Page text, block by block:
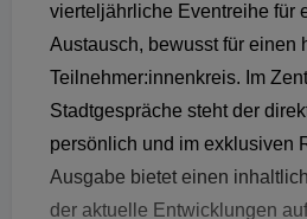
vierteljährliche Eventreihe für
Austausch, bewusst für einen
Teilnehmer:innenkreis. Im
Stadtgespräche steht der
persönlich und im exklusiven
Ausgabe bietet einen
der aktuelle Entwicklungen